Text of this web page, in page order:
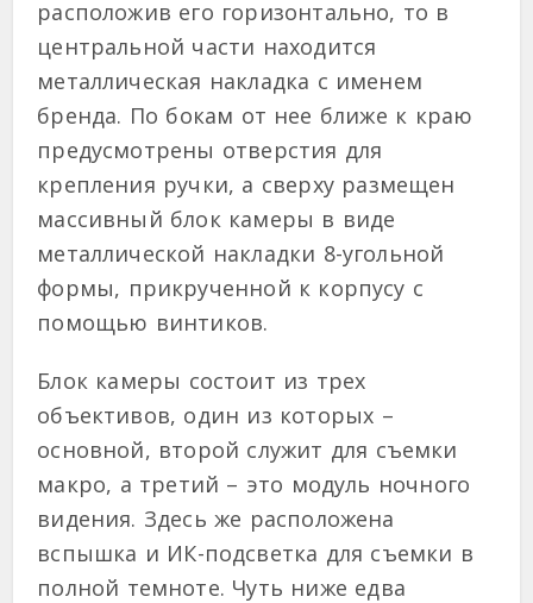
расположив его горизонтально, то в
центральной части находится
металлическая накладка с именем
бренда. По бокам от нее ближе к краю
предусмотрены отверстия для
крепления ручки, а сверху размещен
массивный блок камеры в виде
металлической накладки 8-угольной
формы, прикрученной к корпусу с
помощью винтиков.
Блок камеры состоит из трех
объективов, один из которых –
основной, второй служит для съемки
макро, а третий – это модуль ночного
видения. Здесь же расположена
вспышка и ИК-подсветка для съемки в
полной темноте. Чуть ниже едва